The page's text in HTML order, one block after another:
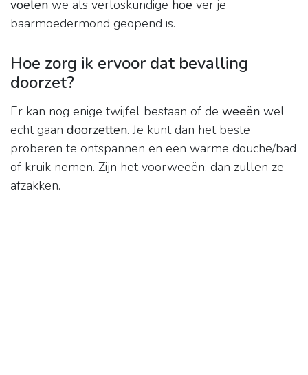
voelen we als verloskundige hoe ver je
baarmoedermond geopend is.
Hoe zorg ik ervoor dat bevalling
doorzet?
Er kan nog enige twijfel bestaan of de weeën wel
echt gaan doorzetten. Je kunt dan het beste
proberen te ontspannen en een warme douche/bad
of kruik nemen. Zijn het voorweeën, dan zullen ze
afzakken.